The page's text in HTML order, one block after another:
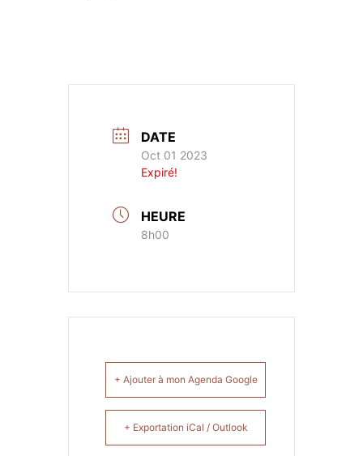
DATE
Oct 01 2023
Expiré!
HEURE
8h00
+ Ajouter à mon Agenda Google
+ Exportation iCal / Outlook